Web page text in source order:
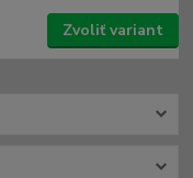
Zvoliť variant